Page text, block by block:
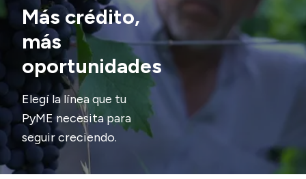
Contactos
Más crédito,
más
oportunidades
Elegí la línea que tu
PyME necesita para
seguir creciendo.